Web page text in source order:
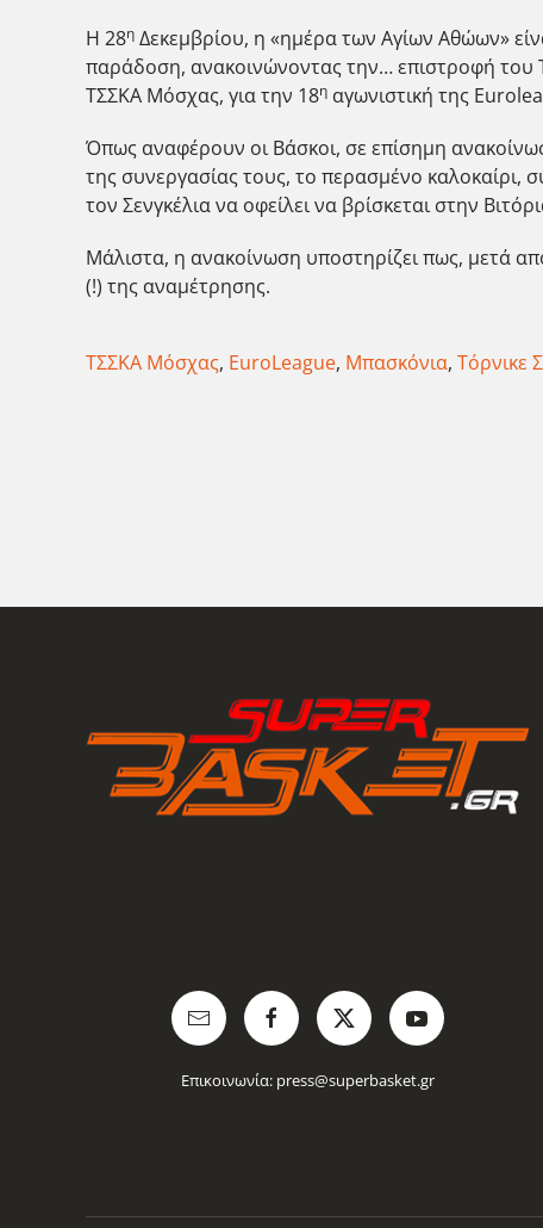
Η 28η Δεκεμβρίου, η «ημέρα των Αγίων Αθώων»
παράδοση, ανακοινώνοντας την… επιστροφή του
ΤΣΣΚΑ Μόσχας, για την 18η αγωνιστική της
Όπως αναφέρουν οι Βάσκοι, σε επίσημη
της συνεργασίας τους, το περασμένο καλοκαίρι,
τον Σενγκέλια να οφείλει να βρίσκεται στην
Μάλιστα, η ανακοίνωση υποστηρίζει πως, μετά
(!) της αναμέτρησης.
ΤΣΣΚΑ Μόσχας, EuroLeague, Μπασκόνια, Τόρνικε
Επικοινωνία: press@superbasket.gr